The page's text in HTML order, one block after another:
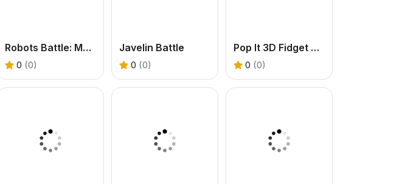
Robots Battle: Mech Arena
0 (0)
Javelin Battle
0 (0)
Pop It 3D Fidget Toy Maker
0 (0)